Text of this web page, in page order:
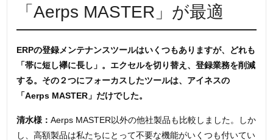
「Aerps MASTER」が最適
ERPの登録メンテナンスツールはいくつもありますが、どれも
「帯に短し襷に長し」。エクセルを切り替え、登録業務を削減
する。その２つにフォーカスしたツールは、アイネスの
「Aerps MASTER」だけでした。
清水様：Aerps MASTER以外の他社製品も比較しました。しか
し、高額製品は私たちにとって不要な機能がいくつも付いてい